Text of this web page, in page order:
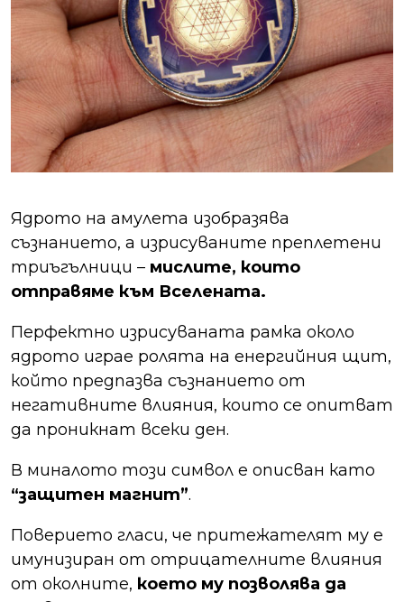
Ядрото на амулета изобразява
съзнанието, а изрисуваните преплетени
триъгълници – мислите, които
отправяме към Вселената.
Перфектно изрисуваната рамка около
ядрото играе ролята на енергийния щит,
който предпазва съзнанието от
негативните влияния, които се опитват
да проникнат всеки ден.
В миналото този символ е описван като
“защитен магнит”.
Поверието гласи, че притежателят му е
имунизиран от отрицателните влияния
от околните, което му позволява да